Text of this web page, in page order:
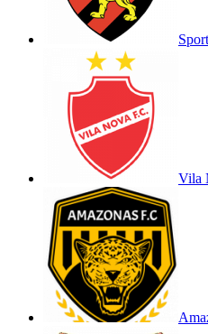
Sport
Vila